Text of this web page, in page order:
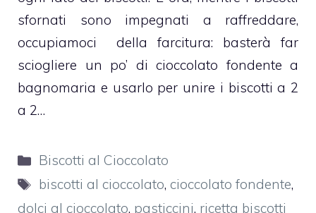
sfornati sono impegnati a raffreddare,
occupiamoci della farcitura: basterà far
sciogliere un po’ di cioccolato fondente a
bagnomaria e usarlo per unire i biscotti a 2
a 2…
Categorie
Biscotti al Cioccolato
Tag
biscotti al cioccolato, cioccolato fondente,
dolci al cioccolato, pasticcini, ricetta biscotti